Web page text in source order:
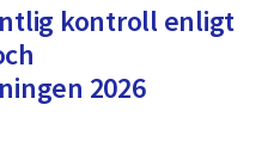
något
dem.
kontroll enligt
2026